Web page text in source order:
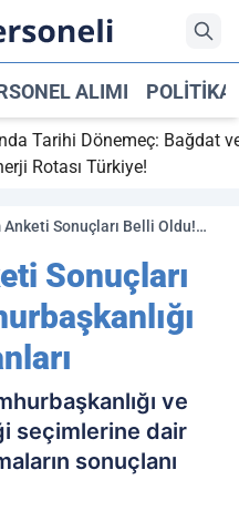
ALIMI POLITIKA
Tarihi Dönemeç: Bağdat ve
Rotası Türkiye!
Anketi Sonuçları Belli Oldu!
Sonuçları
ve
seçimlerine dair
sonuçlanı